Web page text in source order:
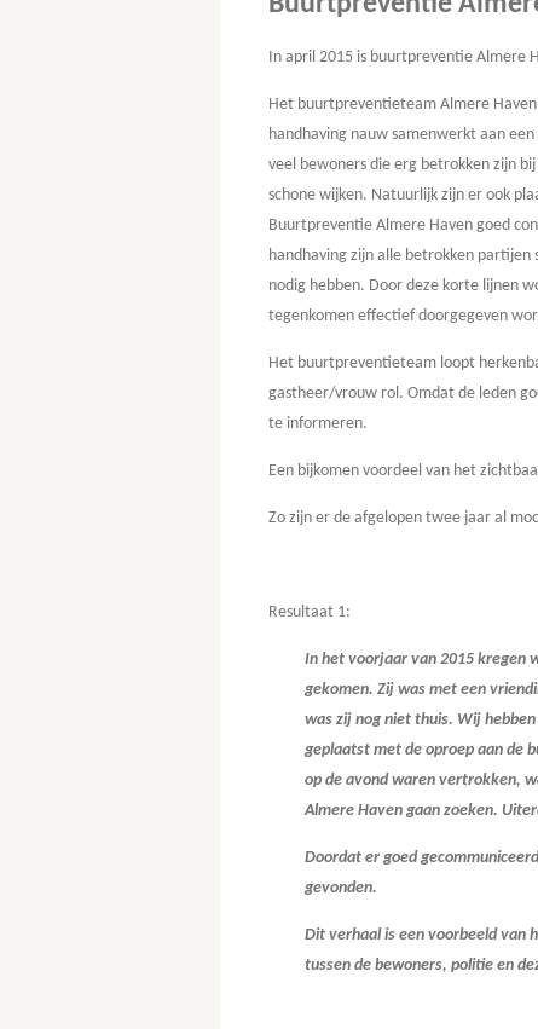
In april 2015 is buurtpreventie Almere
Het buurtpreventieteam Almere
handhaving nauw samenwerkt aan
veel bewoners die erg betrokken zijn
schone wijken. Natuurlijk zijn er ook
Buurtpreventie Almere Haven goed
handhaving zijn alle betrokken
nodig hebben. Door deze korte lijnen
tegenkomen effectief doorgegeven
Het buurtpreventieteam loopt
gastheer/vrouw rol. Omdat de leden
te informeren.
Een bijkomen voordeel van het
Zo zijn er de afgelopen twee jaar al
Resultaat 1:
In het voorjaar van 2015 kregen
gekomen. Zij was met een
was zij nog niet thuis. Wij
geplaatst met de oproep aan de
op de avond waren vertrokken,
Almere Haven gaan zoeken.
Doordat er goed
gevonden.
Dit verhaal is een voorbeeld van
tussen de bewoners, politie en